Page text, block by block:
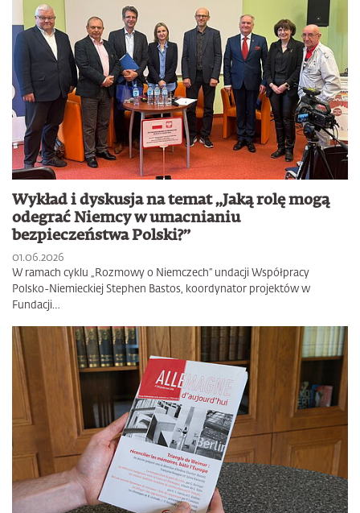
Wykład i dyskusja na temat „Jaką rolę mogą
odegrać Niemcy w umacnianiu
bezpieczeństwa Polski?”
01.06.2026
W ramach cyklu „Rozmowy o Niemczech” undacji Współpracy
Polsko-Niemieckiej Stephen Bastos, koordynator projektów w
Fundacji…